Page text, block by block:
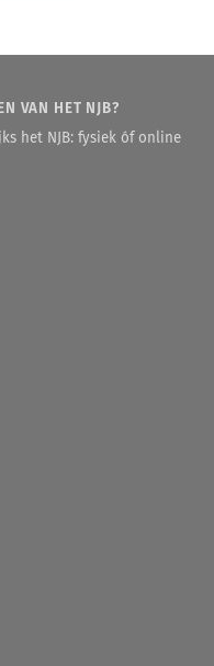
VAN HET NJB?
het NJB: fysiek óf online